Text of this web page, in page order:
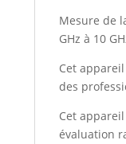
Mesure de
GHz à 10
Cet
des
Cet
évaluation